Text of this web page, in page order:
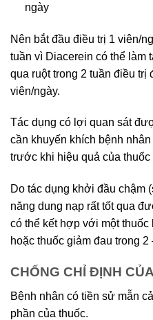
ngày
Nên bắt đầu điều trị 1 viên/
tuần vì Diacerein có thể làm
qua ruột trong 2 tuần điều trị
viên/ngày.
Tác dụng có lợi quan sát
cần khuyến khích bệnh
trước khi hiệu quả của
Do tác dụng khởi đầu chậm
năng dung nạp rất tốt qua
có thể kết hợp với một thuốc
hoặc thuốc giảm đau trong
CHỐNG CHỈ ĐỊNH
Bệnh nhân có tiền sử mẫn
phần của thuốc.